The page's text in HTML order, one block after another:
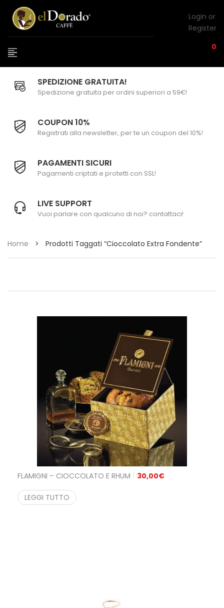
Login or
Register
0
SPEDIZIONE GRATUITA!
Spedizione gratuita per ordini superiori a 59€!
COUPON 10%
Registrati alla newsletter, per te un coupon del 10%!
PAGAMENTI SICURI
Pagamenti criptati e protetti con SSL!
LIVE SUPPORT
Vuoi parlare con qualcuno di noi? contattaci!
Home > Prodotti Taggati “cioccolato Extra Fondente”
FLAMIGNI – CIOCCOLATO E RHUM 30,00€
LEGGI TUTTO